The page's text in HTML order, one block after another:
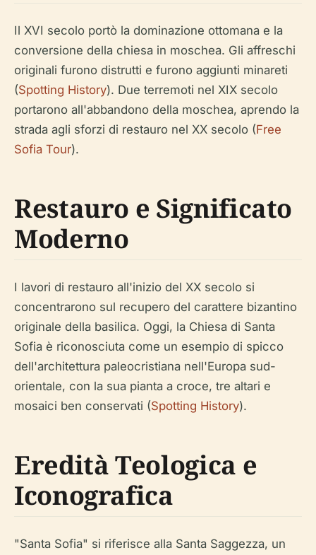
Il XVI secolo portò la dominazione ottomana e la
conversione della chiesa in moschea. Gli affreschi
originali furono distrutti e furono aggiunti minareti
(Spotting History). Due terremoti nel XIX secolo
portarono all'abbandono della moschea, aprendo la
strada agli sforzi di restauro nel XX secolo (Free
Sofia Tour).
Restauro e Significato
Moderno
I lavori di restauro all'inizio del XX secolo si
concentrarono sul recupero del carattere bizantino
originale della basilica. Oggi, la Chiesa di Santa
Sofia è riconosciuta come un esempio di spicco
dell'architettura paleocristiana nell'Europa sud-
orientale, con la sua pianta a croce, tre altari e
mosaici ben conservati (Spotting History).
Eredità Teologica e
Iconografica
"Santa Sofia" si riferisce alla Santa Saggezza, un